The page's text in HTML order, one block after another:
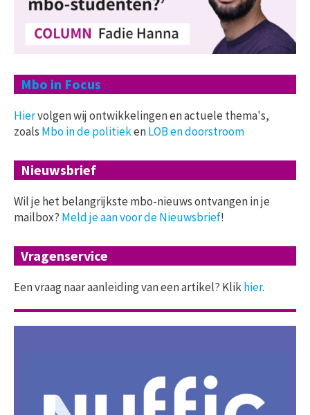
Mbo in Focus
Hiervolgen wij ontwikkelingen en actuele thema's,
zoals Mbo in de politiekenLOB en doorstroom
Nieuwsbrief
Wil je het belangrijkste mbo-nieuws ontvangen in je
mailbox? Meld je aan voor de Nieuwsbrief!
Vragenservice
Een vraag naar aanleiding van een artikel? Klikhier.